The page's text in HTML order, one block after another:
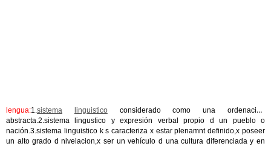
lengua:1.sistema linguisticoconsiderado como una ordenacion
abstracta.2.sistema lingustico y expresión verbal propio d un pueblo o
nación.3.sistema linguistico k s caracteriza x estar plenamnt definido,x poseer
un alto grado d nivelacion,x ser un vehículo d una cultura diferenciada y en